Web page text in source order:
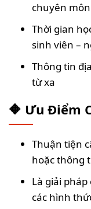
chuyên
Thời gian
sinh viên –
Thông tin
từ xa
🔶 Ưu Điểm
Thuận tiện
hoặc thông
Là giải
các hình